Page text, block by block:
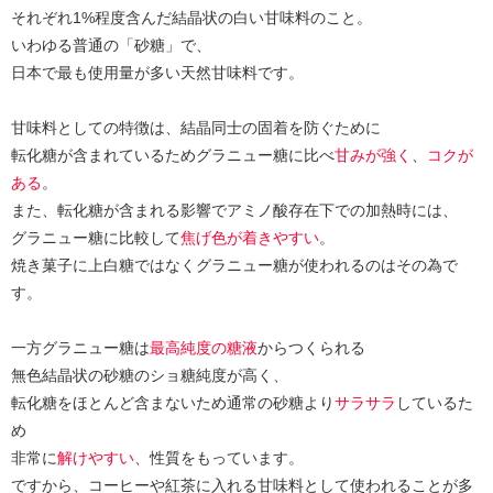
それぞれ1%程度含んだ結晶状の白い甘味料のこと。
いわゆる普通の「砂糖」で、
日本で最も使用量が多い天然甘味料です。
甘味料としての特徴は、結晶同士の固着を防ぐために
転化糖が含まれているためグラニュー糖に比べ甘みが強く
コクが
ある。
また、転化糖が含まれる影響でアミノ酸存在下での加熱時には、
グラニュー糖に比較して焦げ色が着きやすい。
焼き菓子に上白糖ではなくグラニュー糖が使われるのはその為で
す。
一方グラニュー糖は最高純度の糖液からつくられる
無色結晶状の砂糖のショ糖純度が高く、
転化糖をほとんど含まないため通常の砂糖よりサラサラ しているた
め
非常に解けやすい 、性質をもっています。
ですから、コーヒーや紅茶に入れる甘味料として使われることが多